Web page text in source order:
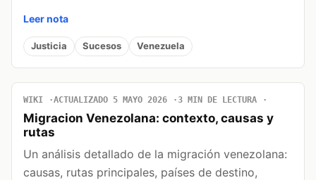
Leer nota
Justicia Sucesos Venezuela
WIKI ACTUALIZADO 5 MAYO 2026 3 MIN DE LECTURA
Migracion Venezolana: contexto, causas y
rutas
Un análisis detallado de la migración venezolana:
causas, rutas principales, países de destino,